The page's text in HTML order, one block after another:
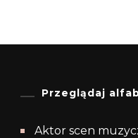
Przeglądaj
Aktor scen